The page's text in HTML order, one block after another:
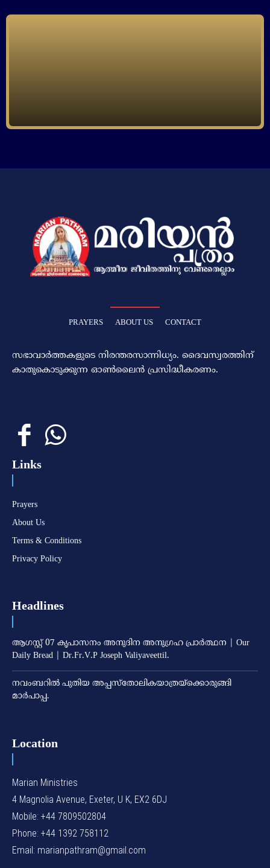
PRAYERS ABOUT US CONTACT
സഭാവാര്‍ത്തകളുടെ നിരന്തരസാന്നിധ്യം. ദൈവസ്വരത്തിന്‌
കാതുകൊടുക്കുന്ന ഓണ്‍ലൈന്‍ പ്രസിദ്ധീകരണം.
Links
Prayers
About Us
Terms & Conditions
Privacy Policy
Headlines
ആഗസ്റ്റ് 07 കൃപാസനം അനുദിന അനുഗ്രഹ പ്രാർത്ഥന | Our
Daily Bread | Dr.Fr.V.P Joseph Valiyaveettil.
നവംബറില്‍ പുതിയ അപ്പസ്‌തോലികയാത്രയ്‌ക്കൊരുങ്ങി
മാര്‍പാപ്പ.
Location
Marian Ministries
4 Magnolia Avenue, Exeter, U K, EX2 6DJ
Mobile: +44 7809502804
Phone: +44 1392 758112
Email: marianpathram@gmail.com